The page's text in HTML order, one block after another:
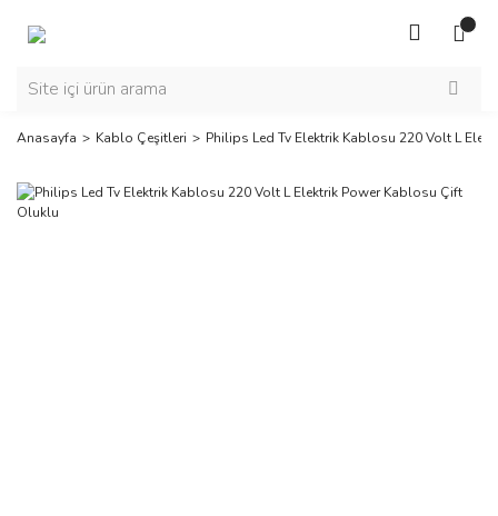
Anasayfa Kablo Çeşitleri Philips Led Tv Elektrik Kablosu 220 Volt L